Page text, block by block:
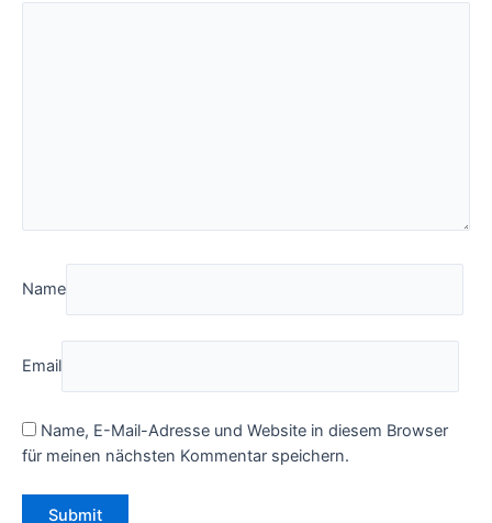
Name
Email
Name, E-Mail-Adresse und Website in diesem Browser
für meinen nächsten Kommentar speichern.